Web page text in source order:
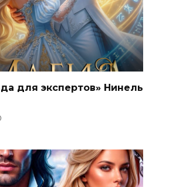
для экспертов» Нинель